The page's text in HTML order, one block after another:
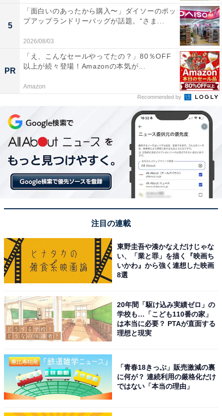
5
「面白いのあったから購入〜」ダイソーのポッ
プアップランドリーバッグが話題。“さま...
2026/08/03
PR
「え、こんなセールやってたの？」80％OFF
以上が続々登場！Amazonの本気が...
Amazon
Recommended by
注目の連載
東野圭吾や湊かなえだけじゃな
い、「業と罪」を描く『映画ち
いかわ』から強く連想した映画
8選
20年間「駆け込み実績ゼロ」の
学校も…「こども110番の家」
は本当に必要？ PTAが直面する
理想と現実
「青春18きっぷ」販売激減の裏
に何が？ 連続利用の厳格化だけ
ではない「本当の理由」